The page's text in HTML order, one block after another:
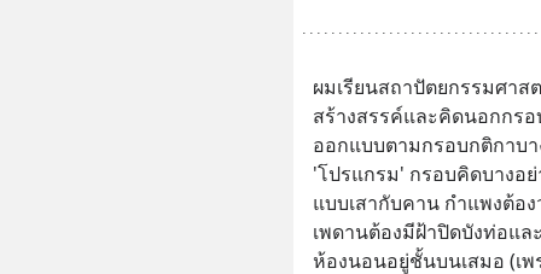
ผมเรียนสถาปัตยกรรมศา
สร้างสรรค์และคิดนอกกรอ
ออกแบบตามกรอบกติกาบา
'โปรแกรม' กรอบคิดบางอย่
แบบเสากับคาน กำแพงต้อ
เพดานต้องมีฝ้าปิดบังท่อแ
ห้องนอนอยู่ชั้นบนเสมอ (เพ